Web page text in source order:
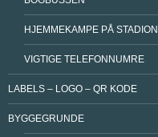
HJEMMEKAMPE PÅ STADION
VIGTIGE TELEFONNUMRE
LABELS – LOGO – QR KODE
BYGGEGRUNDE